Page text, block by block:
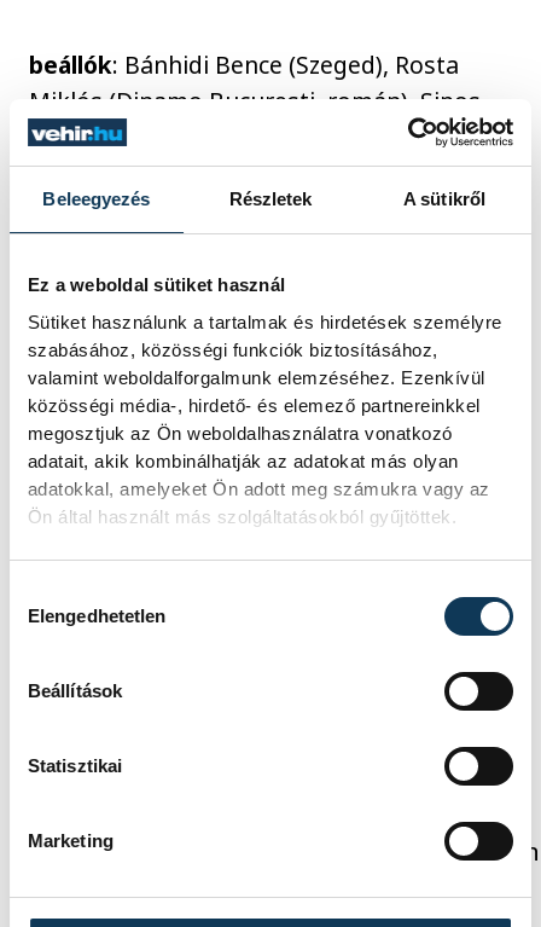
Beleegyezés Részletek A sütikről
Ez a weboldal sütiket használ
Sütiket használunk a tartalmak és hirdetések személyre
szabásához, közösségi funkciók biztosításához,
valamint weboldalforgalmunk elemzéséhez. Ezenkívül
közösségi média-, hirdető- és elemező partnereinkkel
megosztjuk az Ön weboldalhasználatra vonatkozó
adatait, akik kombinálhatják az adatokat más olyan
adatokkal, amelyeket Ön adott meg számukra vagy az
Ön által használt más szolgáltatásokból gyűjtöttek.
Elengedhetetlen
Beállítások
Statisztikai
Marketing
beállók: Bánhidi Bence (Szeged), Rosta
Miklós (Dinamo Bucuresti, román), Sipos
Adrián (MT Melsungen)
balátlövők
(Orlen Wisla Plock)
balszélsők: Bóka Bendegúz (Balatonfüred),
Hári Levente (ETO University HT),
Krakovszki Bence (Tatabánya)
sport kézilabda
ország-világ
férfi kézilabda-válogatott
FOTÓS
Baumann
Béla